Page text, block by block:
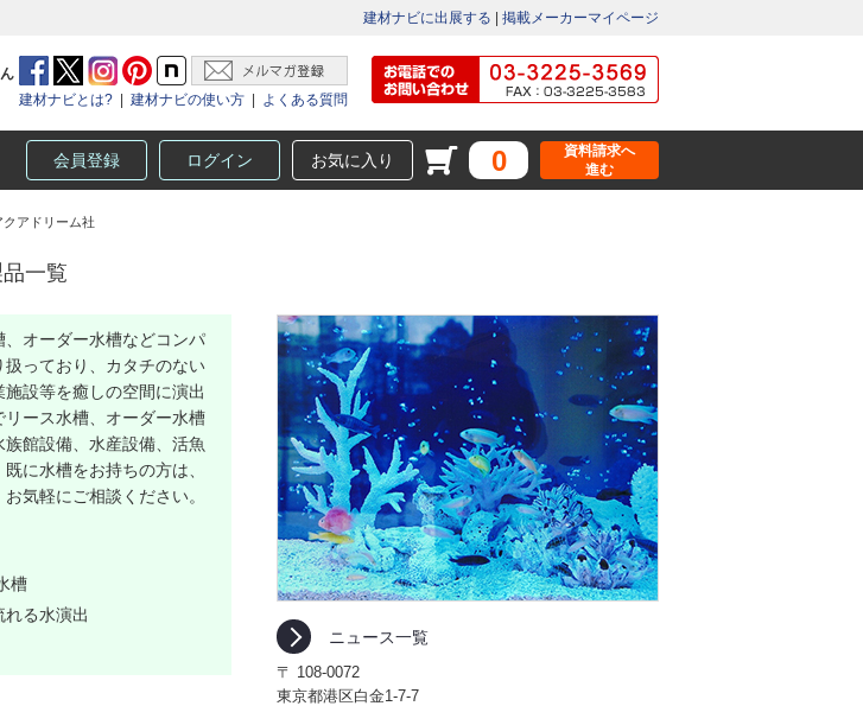
建材ナビに出展する 掲載メーカーマイページ
建材ナビとは?
建材ナビの使い方 よくある質問
会員登録 ログイン お気に入り 0
資料請求へ
進む
クアドリーム社
品一覧
オーダー水槽などコンパ
っており、カタチのない
施設等を癒しの空間に演出
ース水槽、オーダー水槽
館設備、水産設備、活魚
に水槽をお持ちの方は、
気軽にご相談ください。
槽
れる水演出
ニュース一覧
〒 108-0072
東京都港区白金1-7-7